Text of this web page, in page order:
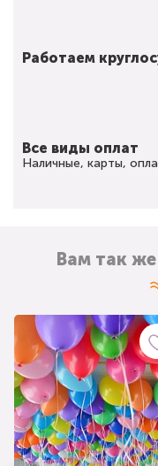
Работаем
Все виды оплат
Наличные, карты,
Вам так